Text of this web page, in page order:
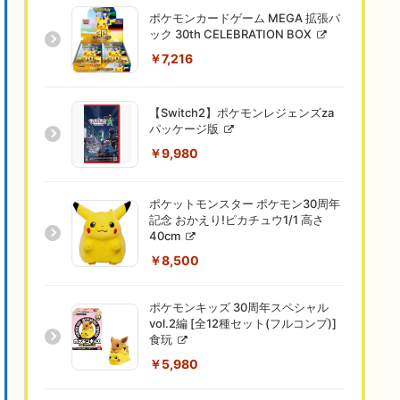
ポケモンカードゲーム MEGA 拡張パ
ック 30th CELEBRATION BOX
￥7,216
【Switch2】ポケモンレジェンズza
パッケージ版
￥9,980
ポケットモンスター ポケモン30周年
記念 おかえり!ピカチュウ1/1 高さ
40cm
￥8,500
ポケモンキッズ 30周年スペシャル
vol.2編 [全12種セット(フルコンプ)]
食玩
￥5,980